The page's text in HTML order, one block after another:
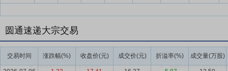
务，深化落实服务质量战略，致力于将服务质量培育为公司的核心竞
递协会副会长单位、上海市交通运输行业协会物流分会副会长单位、
略联盟副理事长单位。报告期内，公司积极加强能力建设，承担社会
企业500强”“2025中国服务业民营企业100强”“全国残疾人工作先进集
圆通速递大宗交易
交易时间 涨跌幅(%) 收盘价(元) 成交价(元) 折溢率(%) 成交量(万股)